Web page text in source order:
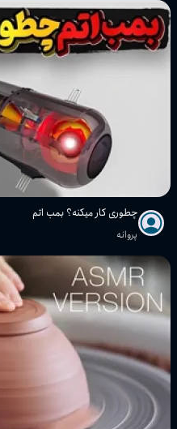
چطوری کار میکنه؟ بمب اتم
پروانه